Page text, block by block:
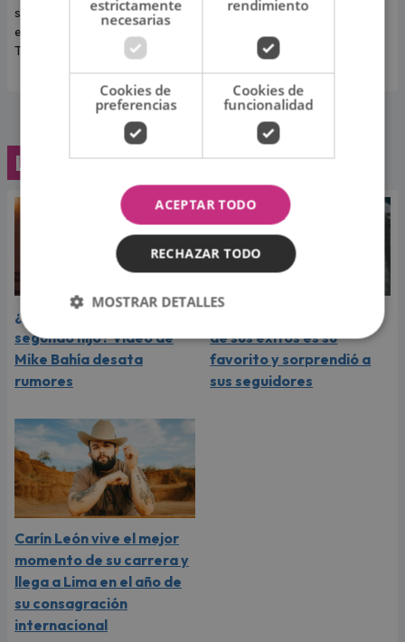
su carrera y con las últimas
entradas disponibles en
Teleticket.
"Desde que tú no estás".
Lo último
¿Greeicy espera a su
segundo hijo? Video de
Mike Bahía desata
rumores
de sus éxitos es su
favorito y sorprendió a
sus seguidores
Carín León vive el mejor
momento de su carrera y
llega a Lima en el año de
su consagración
internacional
estrictamente
necesarias
rendimiento
Cookies de
preferencias
Cookies de
funcionalidad
ACEPTAR TODO
RECHAZAR TODO
MOSTRAR DETALLES